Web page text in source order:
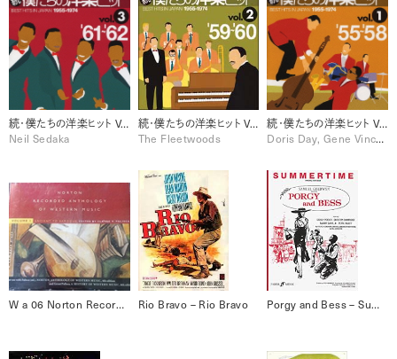
続・僕たちの洋楽ヒット Vol.3 (1961-1962)
Neil Sedaka
続・僕たちの洋楽ヒット Vol.2 (1959-1960)
The Fleetwoods
続・僕たちの洋楽ヒット Vol.1 (1955-1958)
Doris Day, Gene Vincent, Harry Belafonte, Johnnie Ray, Marty Robbins, Ricky Nelson, The Everly Brothers, The Platters
W a 06 Norton Recorded Anthology of Western Music, Vol. 1 [Disc 6] Rio Bravo – Rio Bravo Porgy and Bess – Summertime